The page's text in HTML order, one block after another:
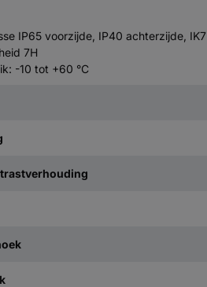
IP65 voorzijde, IP40 achterzijde, IK7
7H
-10 tot +60 °C